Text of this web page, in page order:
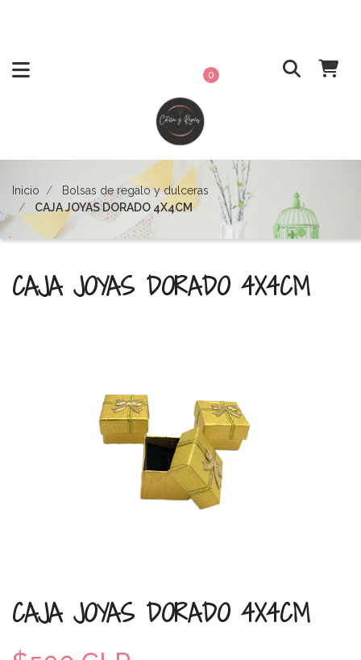
0
Inicio
Bolsas de regalo y dulceras
CAJA JOYAS DORADO 4X4CM
CAJA JOYAS DORADO 4X4CM
CAJA JOYAS DORADO 4X4CM